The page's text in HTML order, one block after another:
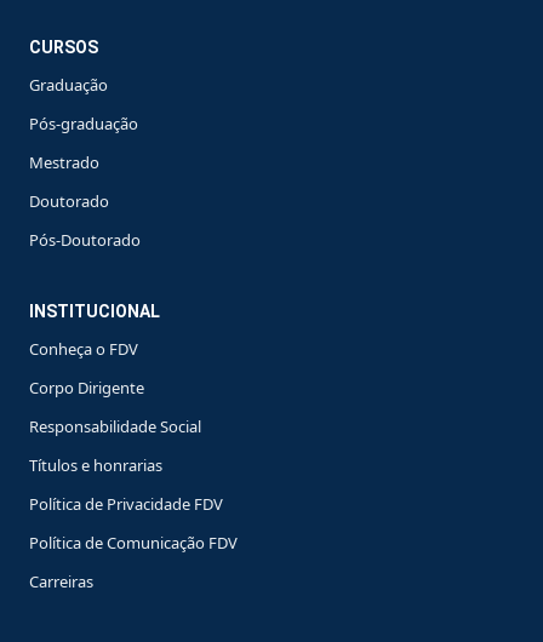
CURSOS
Graduação
Pós-graduação
Mestrado
Doutorado
Pós-Doutorado
INSTITUCIONAL
Conheça o FDV
Corpo Dirigente
Responsabilidade Social
Títulos e honrarias
Política de Privacidade FDV
Política de Comunicação FDV
Carreiras